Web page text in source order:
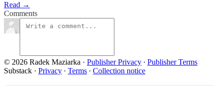
Read →
Comments
© 2026 Radek Maziarka · Publisher Privacy ∙ Publisher Terms
Substack · Privacy ∙ Terms ∙ Collection notice